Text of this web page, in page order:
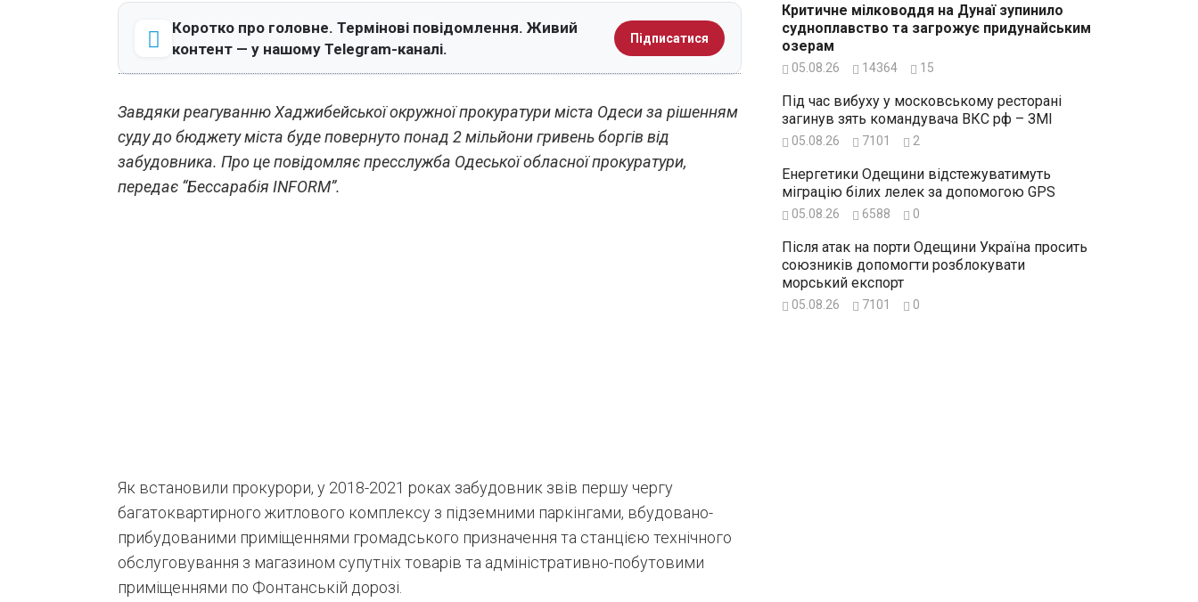
Коротко про головне. Термінові повідомлення. Живий
контент — у нашому Telegram-каналі.
Підписатися
Завдяки реагуванню Хаджибейської окружної прокуратури міста Одеси за рішенням
суду до бюджету міста буде повернуто понад 2 мільйони гривень боргів від
забудовника. Про це повідомляє пресслужба Одеської обласної прокуратури,
передає “Бессарабія INFORM”.
Як встановили прокурори, у 2018-2021 роках забудовник звів першу чергу
багатоквартирного житлового комплексу з підземними паркінгами, вбудовано-
прибудованими приміщеннями громадського призначення та станцією технічного
обслуговування з магазином супутніх товарів та адміністративно-побутовими
приміщеннями по Фонтанській дорозі.
Критичне мілководдя на Дунаї зупинило
судноплавство та загрожує придунайським
озерам
05.08.26 14364 15
Під час вибуху у московському ресторані
загинув зять командувача ВКС рф – ЗМІ
05.08.26 7101 2
Енергетики Одещини відстежуватимуть
міграцію білих лелек за допомогою GPS
05.08.26 6588 0
Після атак на порти Одещини Україна просить
союзників допомогти розблокувати
морський експорт
05.08.26 7101 0